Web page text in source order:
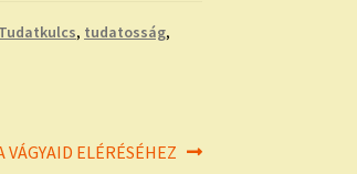
Tudatkulcs, tudatosság,
VÁGYAID ELÉRÉSÉHEZ